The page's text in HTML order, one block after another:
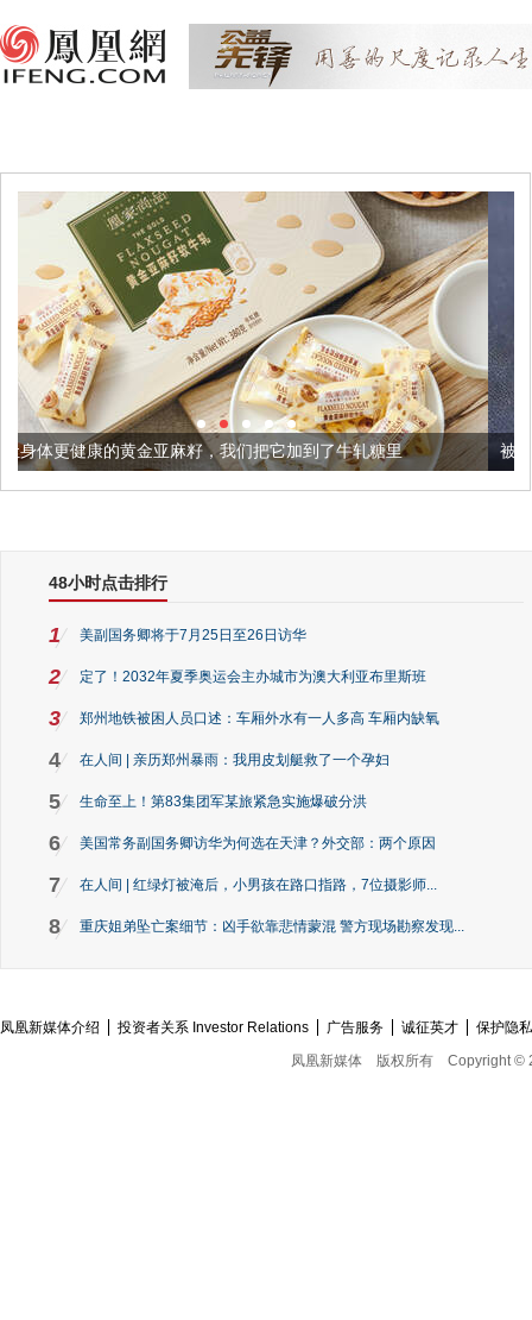
麻籽，我们把它加到了牛轧糖里 被列入佛家七宝的它到底
48小时点击排行
1 美副国务卿将于7月25日至26日访华
2 定了！2032年夏季奥运会主办城市为澳大利亚布里斯班
3 郑州地铁被困人员口述：车厢外水有一人多高 车厢内缺氧
4 在人间 | 亲历郑州暴雨：我用皮划艇救了一个孕妇
5 生命至上！第83集团军某旅紧急实施爆破分洪
6 美国常务副国务卿访华为何选在天津？外交部：两个原因
7 在人间 | 红绿灯被淹后，小男孩在路口指路，7位摄影师...
8 重庆姐弟坠亡案细节：凶手欲靠悲情蒙混 警方现场勘察发现...
凤凰新媒体介绍 投资者关系 Investor Relations 广告服务 诚征英才
保护隐
凤凰新媒体
版权所有 Copyright ©